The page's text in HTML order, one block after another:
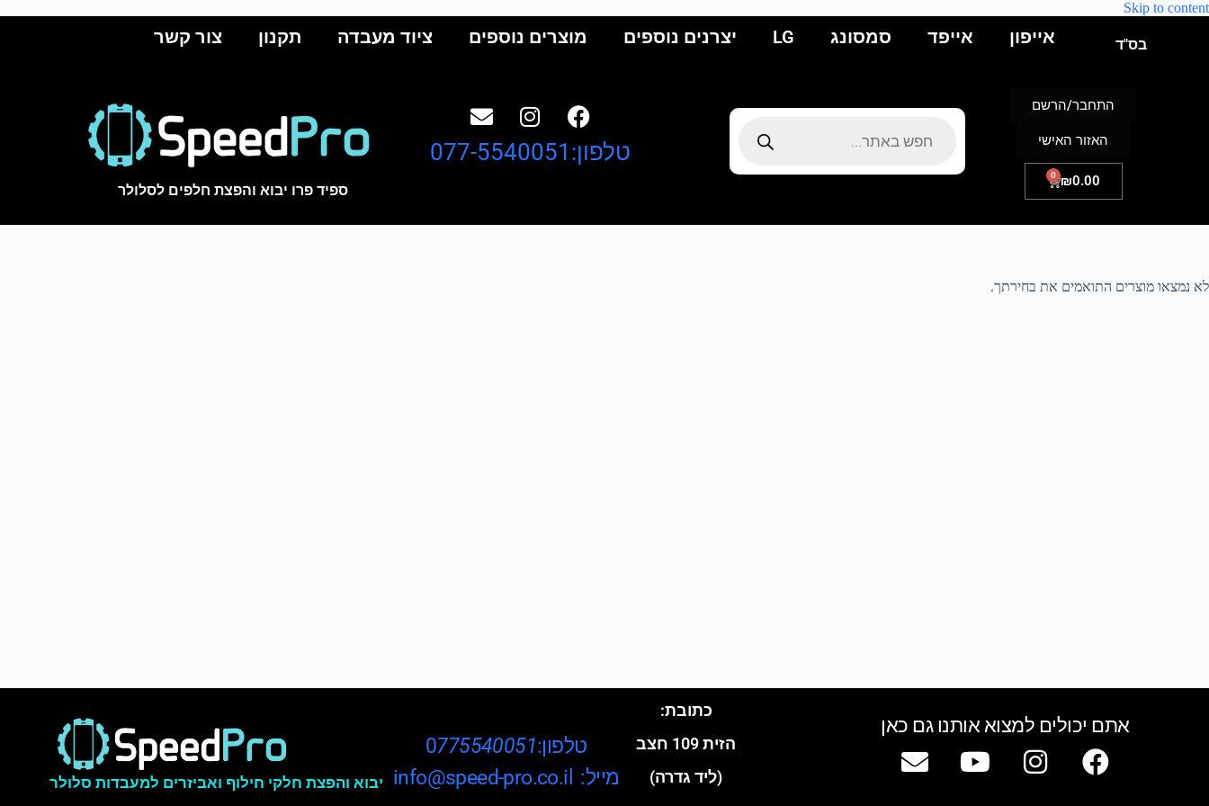
Skip to content
אייפון אייפד סמסונג LG יצרנים נוספים מוצרים נוספים ציוד מעבדה תקנון צור קשר בס"ד
₪0.00
0
התחבר/הרשם
האזור האישי
ספיד פרו יבוא והפצת חלפים לסלולר
טלפון:077-5540051
לא נמצאו מוצרים התואמים את בחירתך.
אתם יכולים למצוא אותנו גם כאן
יבוא והפצת חלקי חילוף ואביזרים למעבדות סלולר
טלפון:0775540051
מייל: info@speed-pro.co.il
כתובת:
הזית 109 חצב
(ליד גדרה)